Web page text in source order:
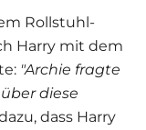
Rollstuhl-
Harry mit dem
"Archie fragte
diese
dass Harry